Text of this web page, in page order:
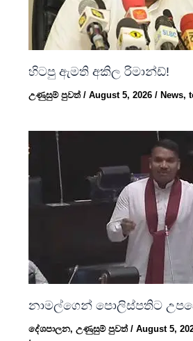
හිටපු ඇමති අකිල රිමාන්ඩ්!
උණුසුම් පුවත්/August 5, 2026/ News,
නාමල්ගෙන් පොලිස්පතිට
දේශපාලන,උණුසුම් පුවත්/August 5,